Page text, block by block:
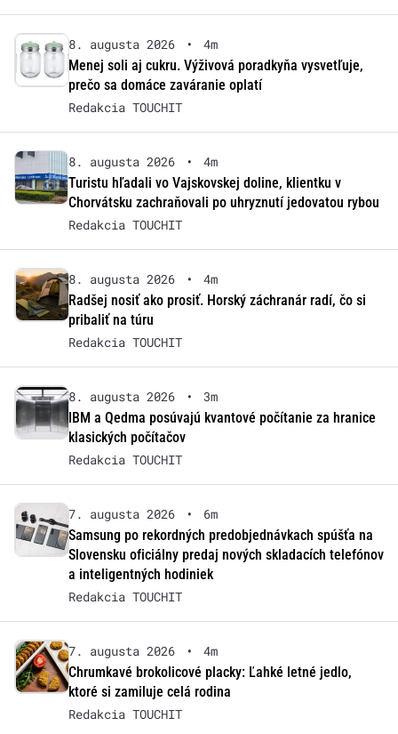
8. augusta 2026 •
4m
Menej soli aj cukru. Výživová poradkyňa vysvetľuje,
prečo sa domáce zaváranie oplatí
Redakcia TOUCHIT
8. augusta 2026 •
4m
Turistu hľadali vo Vajskovskej doline, klientku v
Chorvátsku zachraňovali po uhryznutí jedovatou rybou
Redakcia TOUCHIT
8. augusta 2026 •
4m
Radšej nosiť ako prosiť. Horský záchranár radí, čo si
pribaliť na túru
Redakcia TOUCHIT
8. augusta 2026 •
3m
IBM a Qedma posúvajú kvantové počítanie za hranice
klasických počítačov
Redakcia TOUCHIT
7. augusta 2026 •
6m
Samsung po rekordných predobjednávkach spúšťa na
Slovensku oficiálny predaj nových skladacích telefónov
a inteligentných hodiniek
Redakcia TOUCHIT
7. augusta 2026 •
4m
Chrumkavé brokolicové placky: Ľahké letné jedlo,
ktoré si zamiluje celá rodina
Redakcia TOUCHIT